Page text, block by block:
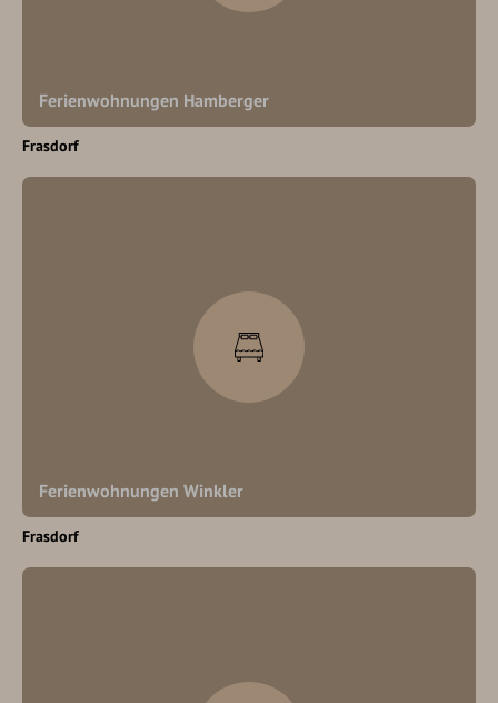
Ferienwohnungen Hamberger
Frasdorf
Ferienwohnungen Winkler
Frasdorf